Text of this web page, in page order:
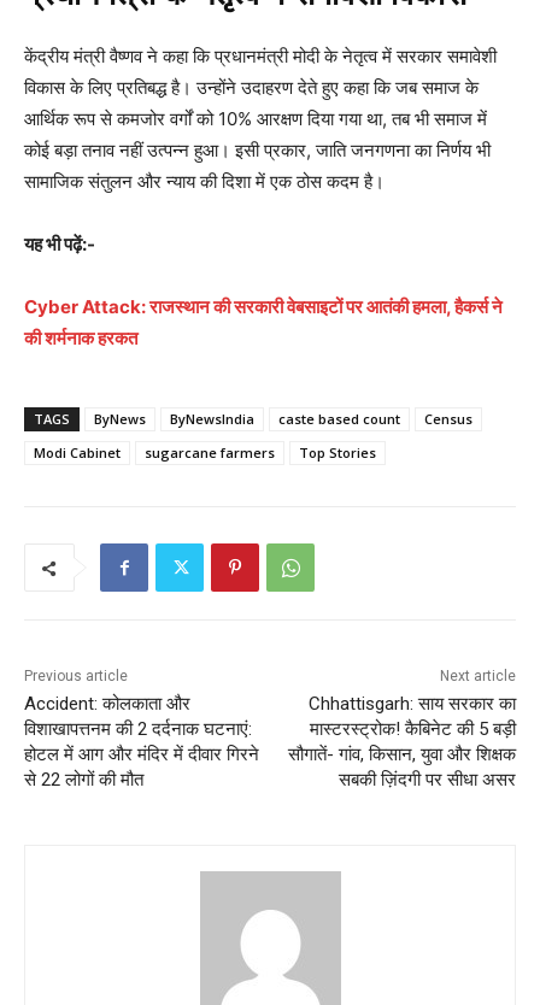
केंद्रीय मंत्री वैष्णव ने कहा कि प्रधानमंत्री मोदी के नेतृत्व में सरकार समावेशी
विकास के लिए प्रतिबद्ध है। उन्होंने उदाहरण देते हुए कहा कि जब समाज के
आर्थिक रूप से कमजोर वर्गों को 10% आरक्षण दिया गया था, तब भी समाज में
कोई बड़ा तनाव नहीं उत्पन्न हुआ। इसी प्रकार, जाति जनगणना का निर्णय भी
सामाजिक संतुलन और न्याय की दिशा में एक ठोस कदम है।
यह भी पढ़ें:-
Cyber ​​Attack: राजस्थान की सरकारी वेबसाइटों पर आतंकी हमला, हैकर्स ने
की शर्मनाक हरकत
TAGS ByNews ByNewsIndia caste based count
Census
Modi Cabinet
sugarcane farmers Top Stories
Previous article
Accident: कोलकाता और
विशाखापत्तनम की 2 दर्दनाक घटनाएं:
होटल में आग और मंदिर में दीवार गिरने
से 22 लोगों की मौत
Next article
Chhattisgarh: साय सरकार का
मास्टरस्ट्रोक! कैबिनेट की 5 बड़ी
सौगातें- गांव, किसान, युवा और शिक्षक
सबकी ज़िंदगी पर सीधा असर